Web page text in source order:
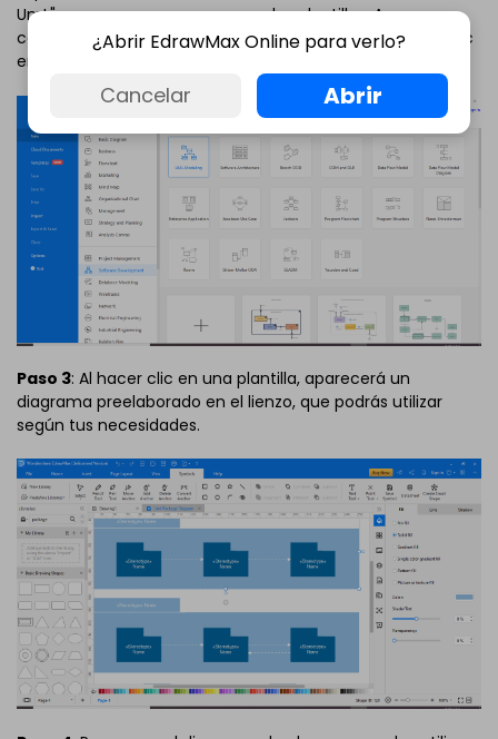
UmL" y espera a que se carguen las plantillas. A
continuación, elige una de las plantillas gratuitas o haz clic
en el ícono "+" para crear el diagrama desde cero.
Paso 3: Al hacer clic en una plantilla, aparecerá un
diagrama preelaborado en el lienzo, que podrás utilizar
según tus necesidades.
¿Abrir EdrawMax Online para verlo?
Cancelar Abrir